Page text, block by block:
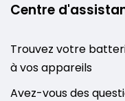
Centre
Trouvez votre
à vos appareils
Avez-vous des